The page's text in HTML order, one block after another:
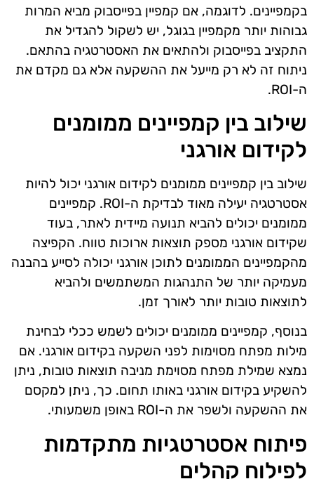
בקמפיינים. לדוגמה, אם קמפיין בפייסבוק מביא המרות
גבוהות יותר מקמפיין בגוגל, יש לשקול להגדיל את
התקציב בפייסבוק ולהתאים את האסטרטגיה בהתאם.
ניתוח זה לא רק מייעל את ההשקעה אלא גם מקדם את
ה-ROI.
שילוב בין קמפיינים ממומנים
לקידום אורגני
שילוב בין קמפיינים ממומנים לקידום אורגני יכול להיות
אסטרטגיה יעילה מאוד לבדיקת ה-ROI. קמפיינים
ממומנים יכולים להביא תנועה מיידית לאתר, בעוד
שקידום אורגני מספק תוצאות ארוכות טווח. הקפיצה
מהקמפיינים הממומנים לתוכן אורגני יכולה לסייע בהבנה
מעמיקה יותר של התנהגות המשתמשים ולהביא
לתוצאות טובות יותר לאורך זמן.
בנוסף, קמפיינים ממומנים יכולים לשמש ככלי לבחינת
מילות מפתח מסוימות לפני השקעה בקידום אורגני. אם
נמצא שמילת מפתח מסוימת מניבה תוצאות טובות, ניתן
להשקיע בקידום אורגני באותו תחום. כך, ניתן למקסם
את ההשקעה ולשפר את ה-ROI באופן משמעותי.
פיתוח אסטרטגיות מתקדמות
לפילוח קהלים